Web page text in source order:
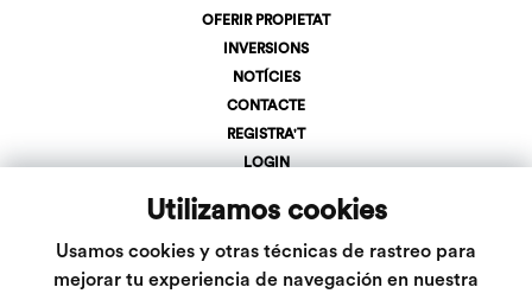
Utilizamos cookies
Usamos cookies y otras técnicas de rastreo para
mejorar tu experiencia de navegación en nuestra
OFERIR PROPIETAT
INVERSIONS
NOTÍCIES
CONTACTE
REGISTRA'T
LOGIN
info@inveslar.com